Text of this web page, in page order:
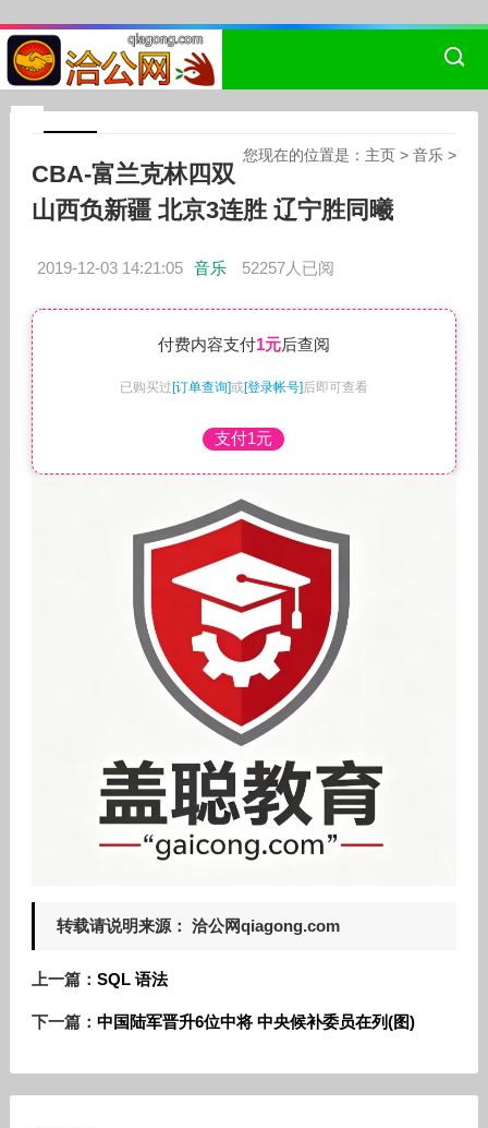
您现在的位置是： 主页 >音乐 >
CBA-富兰克林四双
山西负新疆 北京3连胜 辽宁胜同曦
2019-12-03 14:21:05 音乐 52257人已阅
付费内容支付1元后查阅
已购买过[订单查询]或[登录帐号]后即可查看
支付1元
转载请说明来源： 洽公网qiagong.com
上一篇： SQL 语法
下一篇： 中国陆军晋升6位中将 中央候补委员在列(图)